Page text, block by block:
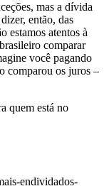
mas a dívida
então, das
estamos atentos à
comparar
você pagando
comparou os juros –
quem está no
endividados-